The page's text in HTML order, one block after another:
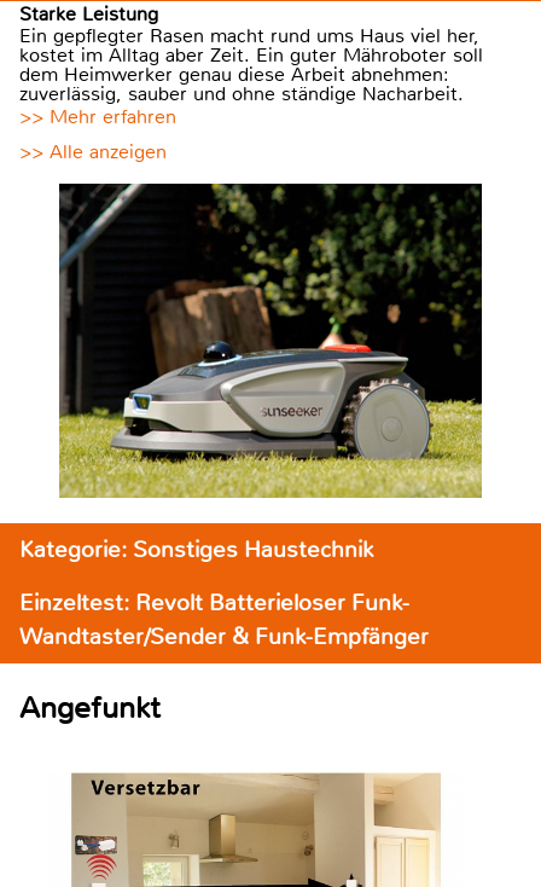
Starke Leistung
Ein gepflegter Rasen macht rund ums Haus viel her,
kostet im Alltag aber Zeit. Ein guter Mähroboter soll
dem Heimwerker genau diese Arbeit abnehmen:
zuverlässig, sauber und ohne ständige Nacharbeit.
>> Mehr erfahren
>> Alle anzeigen
Kategorie: Sonstiges Haustechnik
Einzeltest: Revolt Batterieloser Funk-
Wandtaster/Sender & Funk-Empfänger
Angefunkt